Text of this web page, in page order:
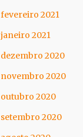
fevereiro 2021
janeiro 2021
dezembro 2020
novembro 2020
outubro 2020
setembro 2020